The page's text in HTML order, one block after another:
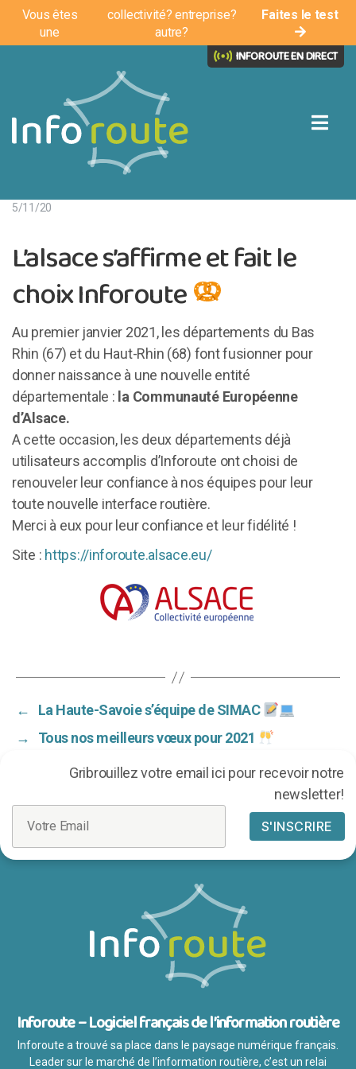
Vous êtes
une
collectivité? entreprise?
autre?
Faites le test
INFOROUTE EN DIRECT
5/11/20
L’alsace s’affirme et fait le
choix Inforoute
Au premier janvier 2021, les départements du Bas
Rhin (67) et du Haut-Rhin (68) font fusionner pour
donner naissance à une nouvelle entité
départementale : la Communauté Européenne
d’Alsace.
A cette occasion, les deux départements déjà
utilisateurs accomplis d’Inforoute ont choisi de
renouveler leur confiance à nos équipes pour leur
toute nouvelle interface routière.
Merci à eux pour leur confiance et leur fidélité !
Site : https://inforoute.alsace.eu/
←
La Haute-Savoie s’équipe de SIMAC
→
Tous nos meilleurs vœux pour 2021
Gribrouillez votre email ici pour recevoir notre
newsletter!
Inforoute – Logiciel français de l’information routière
Inforoute a trouvé sa place dans le paysage numérique français.
Leader sur le marché de l’information routière, c’est un relai